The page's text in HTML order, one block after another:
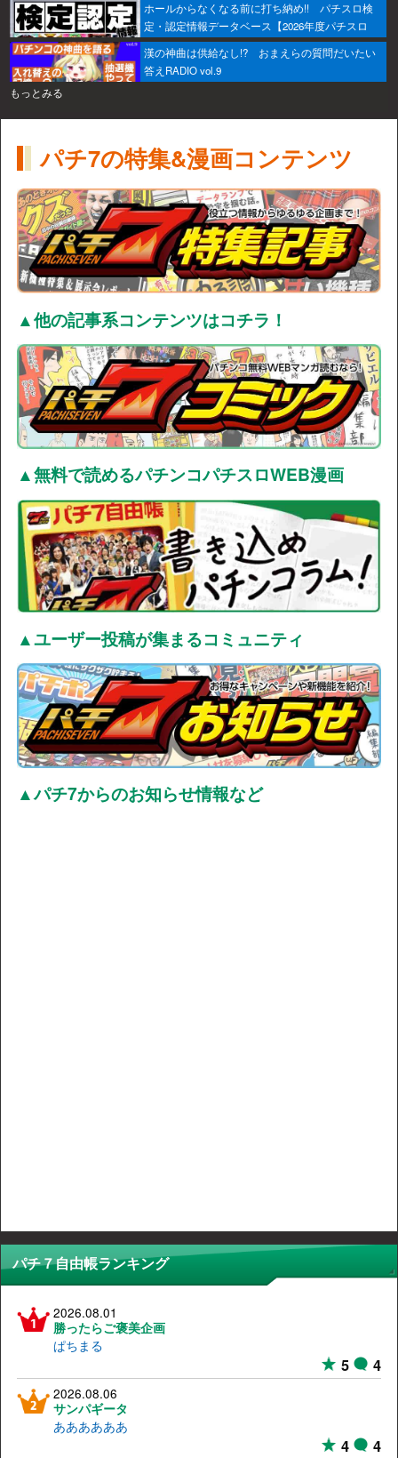
ホールからなくなる前に打ち納め!! パチスロ検
定・認定情報データベース【2026年度パチスロ
版】
漢の神曲は供給なし!? おまえらの質問だいたい
答えRADIO vol.9
もっとみる
パチ7の特集&漫画コンテンツ
▲他の記事系コンテンツはコチラ！
▲無料で読めるパチンコパチスロWEB漫画
▲ユーザー投稿が集まるコミュニティ
▲パチ7からのお知らせ情報など
パチ７自由帳ランキング
2026.08.01
勝ったらご褒美企画
ぱちまる
5 4
2026.08.06
サンパギータ
ああああああ
4 4